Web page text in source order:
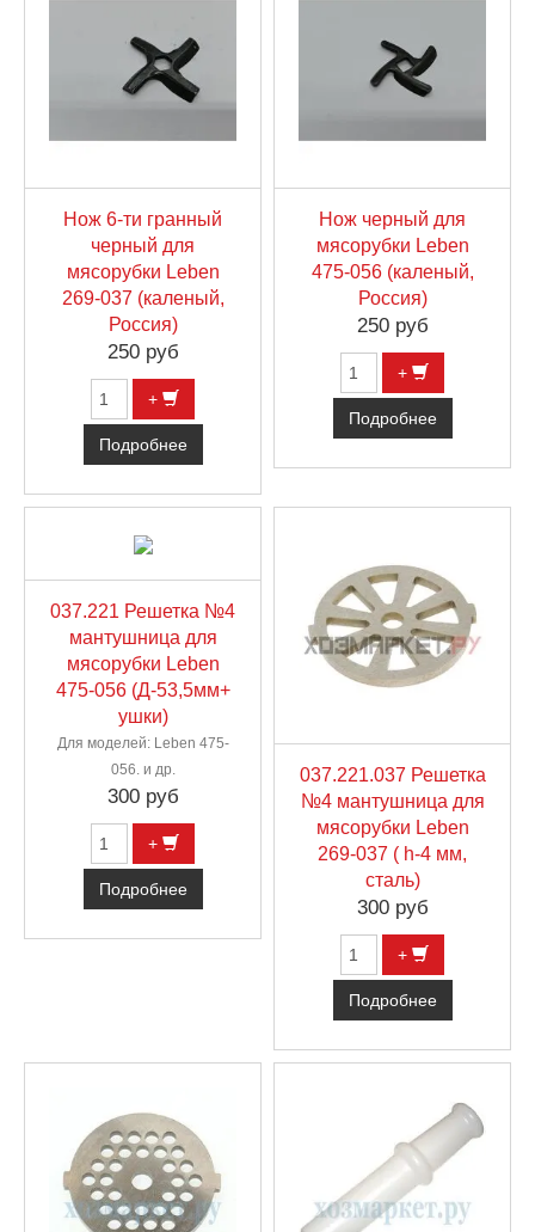
Нож 6-ти гранный
черный для
мясорубки Leben
269-037 (каленый,
Россия)
250 руб
+
Подробнее
Нож черный для
мясорубки Leben
475-056 (каленый,
Россия)
250 руб
+
Подробнее
037.221 Решетка №4
мантушница для
мясорубки Leben
475-056 (Д-53,5мм+
ушки)
Для моделей: Leben 475-
056. и др.
300 руб
+
Подробнее
037.221.037 Решетка
№4 мантушница для
мясорубки Leben
269-037 ( h-4 мм,
сталь)
300 руб
+
Подробнее